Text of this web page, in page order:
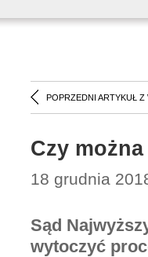
POPRZEDNI ARTYKUŁ Z
Czy
18 grudnia
Sąd
wytoczyć